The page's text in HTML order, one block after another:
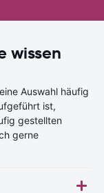
wissen
Auswahl häufig
ist,
gestellten
gerne